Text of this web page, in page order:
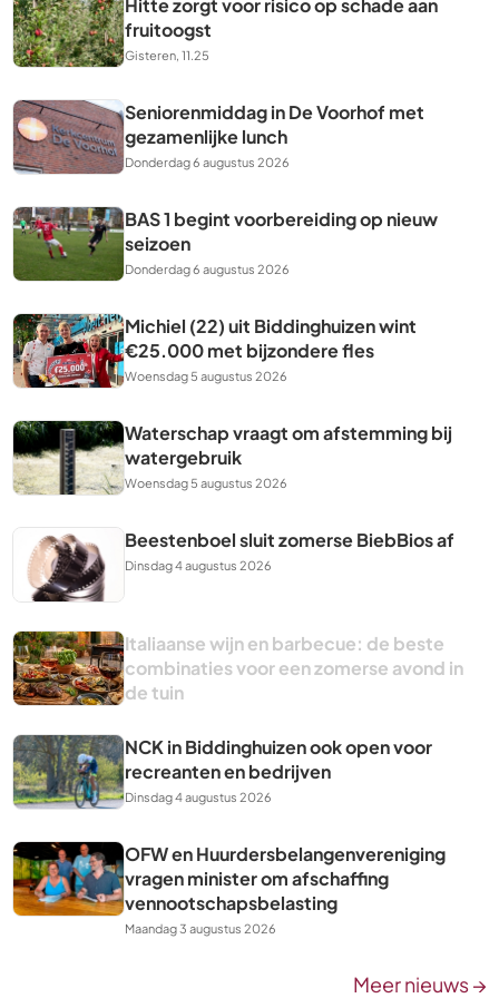
Hitte zorgt voor risico op schade aan
fruitoogst
Gisteren, 11.25
Seniorenmiddag in De Voorhof met
gezamenlijke lunch
Donderdag 6 augustus 2026
BAS 1 begint voorbereiding op nieuw
seizoen
Donderdag 6 augustus 2026
Michiel (22) uit Biddinghuizen wint
€25.000 met bijzondere fles
Woensdag 5 augustus 2026
Waterschap vraagt om afstemming bij
watergebruik
Woensdag 5 augustus 2026
Beestenboel sluit zomerse BiebBios af
Dinsdag 4 augustus 2026
Italiaanse wijn en barbecue: de beste
combinaties voor een zomerse avond in
de tuin
NCK in Biddinghuizen ook open voor
recreanten en bedrijven
Dinsdag 4 augustus 2026
OFW en Huurdersbelangenvereniging
vragen minister om afschaffing
vennootschapsbelasting
Maandag 3 augustus 2026
Meer nieuws →